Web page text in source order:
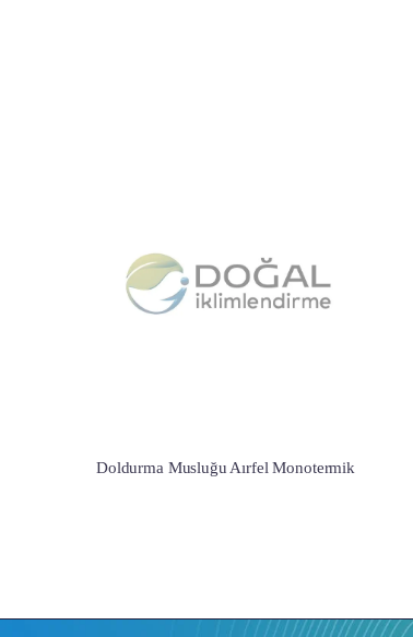
Doldurma Musluğu Aırfel Monotermik